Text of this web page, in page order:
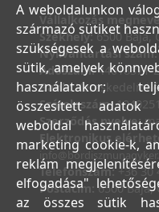
Vállalkozás
Székhely:6500 Baja,
Nyilvántartási
Adószám:44018371-
Bank:Kereskedelmi
Számlaszám:
Szerződés nyelve:
Elektronikus
Telefonszám: +36 30
Postacím:6500 Baja,
A weboldalunkon
származó sütiket
szükségesek a
sütik, amelyek
használatakor;
összesített adatok
weboldal
marketing cookie-k,
reklám
elfogadása"
az összes sütik